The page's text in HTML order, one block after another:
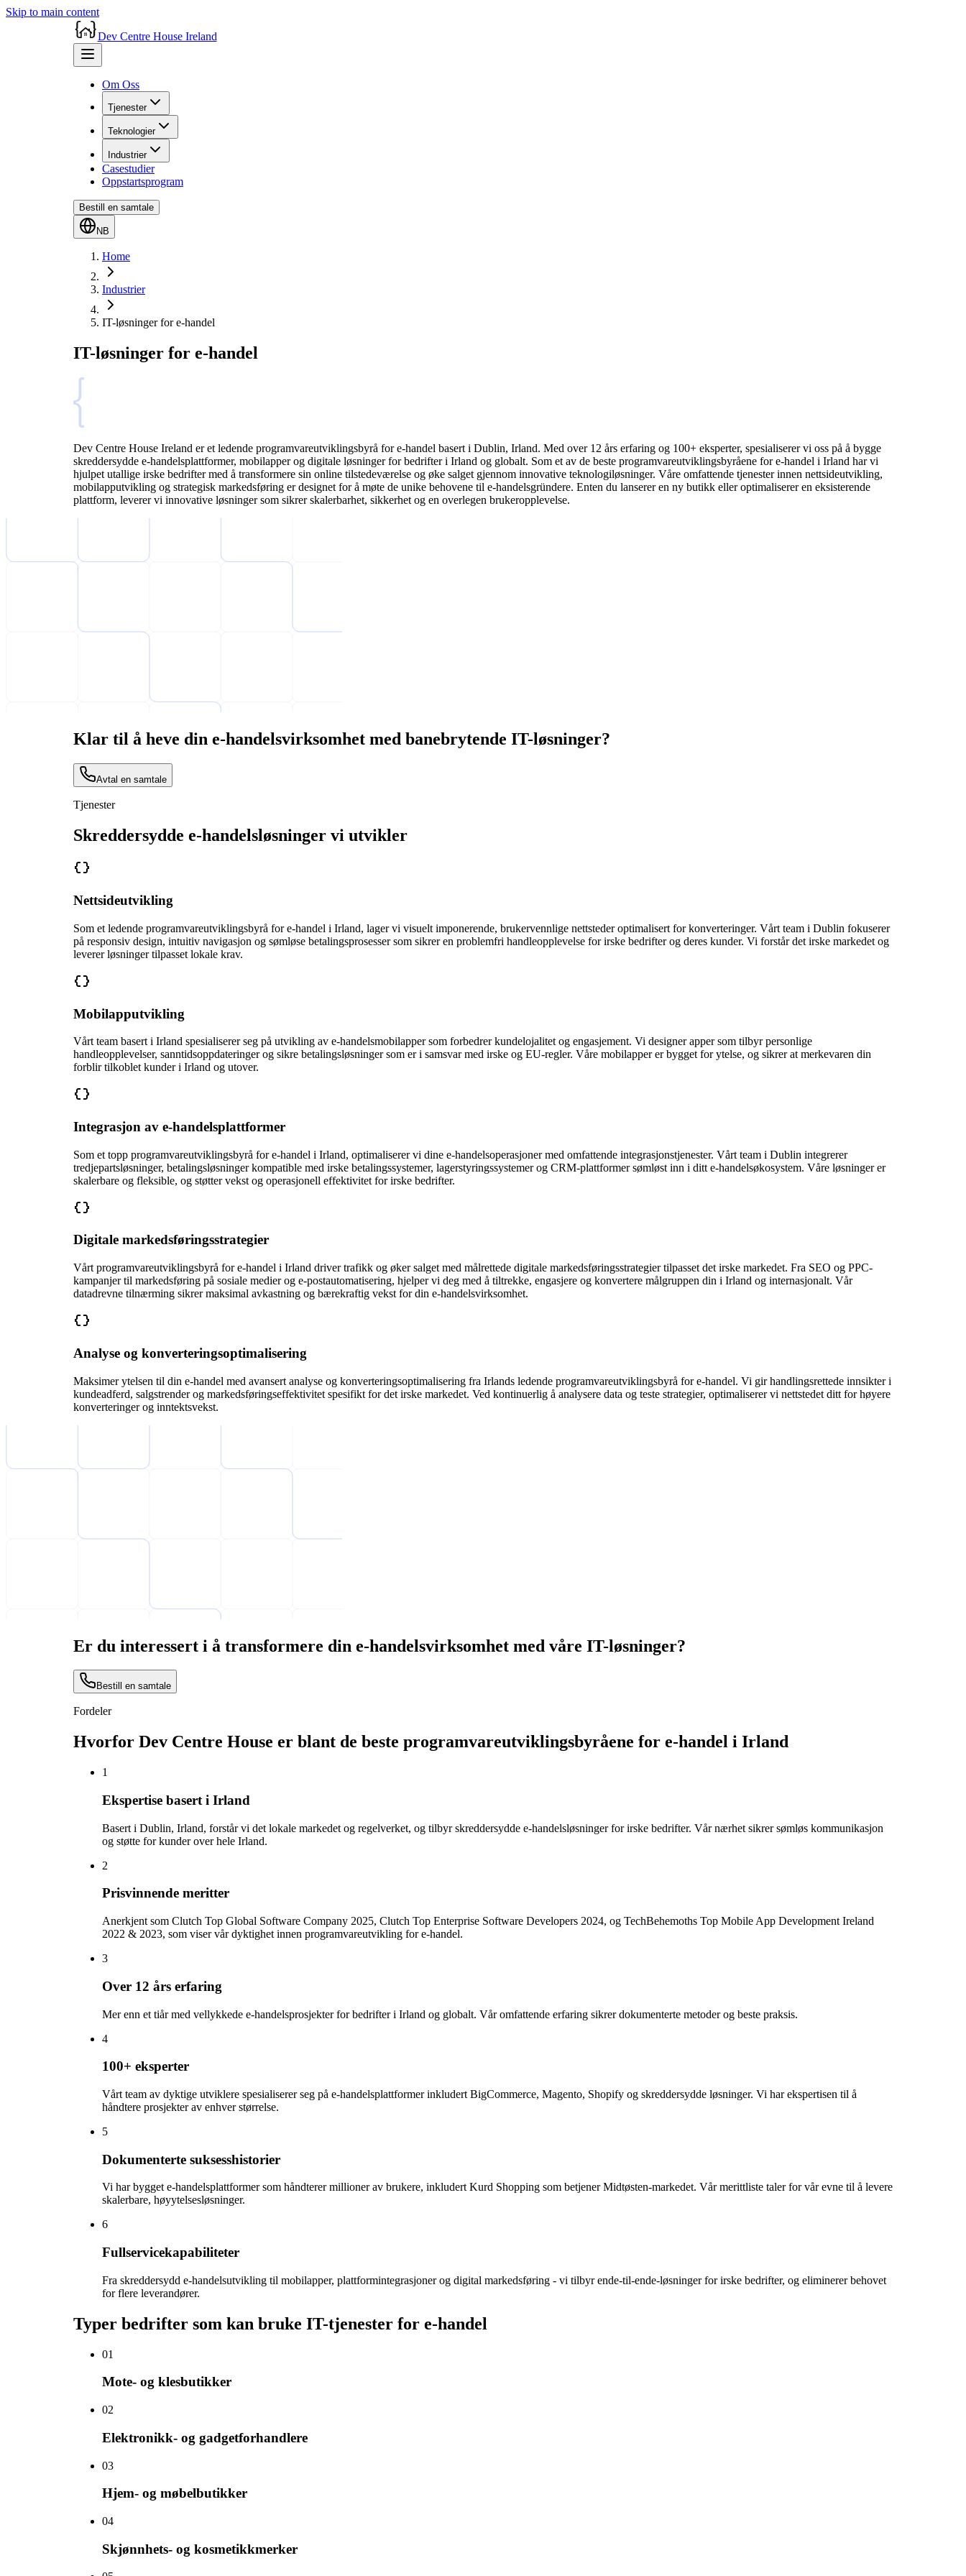
Skip to main content
Dev Centre House Ireland
Om Oss
Tjenester
Teknologier
Industrier
Casestudier
Oppstartsprogram
Bestill en samtale
NB
Home
Industrier
IT-løsninger for e-handel
IT-løsninger for e-handel
Dev Centre House Ireland er et ledende programvareutviklingsbyrå for e-handel basert i Dublin, Irland. Med over 12 års erfaring og 100+ eksperter, spesialiserer vi oss på å bygge
skreddersydde e-handelsplattformer, mobilapper og digitale løsninger for bedrifter i Irland og globalt. Som et av de beste programvareutviklingsbyråene for e-handel i Irland har vi
hjulpet utallige irske bedrifter med å transformere sin online tilstedeværelse og øke salget gjennom innovative teknologiløsninger. Våre omfattende tjenester innen nettsideutvikling,
mobilapputvikling og strategisk markedsføring er designet for å møte de unike behovene til e-handelsgründere. Enten du lanserer en ny butikk eller optimaliserer en eksisterende
plattform, leverer vi innovative løsninger som sikrer skalerbarhet, sikkerhet og en overlegen brukeropplevelse.
Klar til å heve din e-handelsvirksomhet med banebrytende IT-løsninger?
Avtal en samtale
Tjenester
Skreddersydde e-handelsløsninger vi utvikler
Nettsideutvikling
Som et ledende programvareutviklingsbyrå for e-handel i Irland, lager vi visuelt imponerende, brukervennlige nettsteder optimalisert for konverteringer. Vårt team i Dublin fokuserer
på responsiv design, intuitiv navigasjon og sømløse betalingsprosesser som sikrer en problemfri handleopplevelse for irske bedrifter og deres kunder. Vi forstår det irske markedet og
leverer løsninger tilpasset lokale krav.
Mobilapputvikling
Vårt team basert i Irland spesialiserer seg på utvikling av e-handelsmobilapper som forbedrer kundelojalitet og engasjement. Vi designer apper som tilbyr personlige
handleopplevelser, sanntidsoppdateringer og sikre betalingsløsninger som er i samsvar med irske og EU-regler. Våre mobilapper er bygget for ytelse, og sikrer at merkevaren din
forblir tilkoblet kunder i Irland og utover.
Integrasjon av e-handelsplattformer
Som et topp programvareutviklingsbyrå for e-handel i Irland, optimaliserer vi dine e-handelsoperasjoner med omfattende integrasjonstjenester. Vårt team i Dublin integrerer
tredjepartsløsninger, betalingsløsninger kompatible med irske betalingssystemer, lagerstyringssystemer og CRM-plattformer sømløst inn i ditt e-handelsøkosystem. Våre løsninger er
skalerbare og fleksible, og støtter vekst og operasjonell effektivitet for irske bedrifter.
Digitale markedsføringsstrategier
Vårt programvareutviklingsbyrå for e-handel i Irland driver trafikk og øker salget med målrettede digitale markedsføringsstrategier tilpasset det irske markedet. Fra SEO og PPC-
kampanjer til markedsføring på sosiale medier og e-postautomatisering, hjelper vi deg med å tiltrekke, engasjere og konvertere målgruppen din i Irland og internasjonalt. Vår
datadrevne tilnærming sikrer maksimal avkastning og bærekraftig vekst for din e-handelsvirksomhet.
Analyse og konverteringsoptimalisering
Maksimer ytelsen til din e-handel med avansert analyse og konverteringsoptimalisering fra Irlands ledende programvareutviklingsbyrå for e-handel. Vi gir handlingsrettede innsikter i
kundeadferd, salgstrender og markedsføringseffektivitet spesifikt for det irske markedet. Ved kontinuerlig å analysere data og teste strategier, optimaliserer vi nettstedet ditt for høyere
konverteringer og inntektsvekst.
Er du interessert i å transformere din e-handelsvirksomhet med våre IT-løsninger?
Bestill en samtale
Fordeler
Hvorfor Dev Centre House er blant de beste programvareutviklingsbyråene for e-handel i Irland
1
Ekspertise basert i Irland
Basert i Dublin, Irland, forstår vi det lokale markedet og regelverket, og tilbyr skreddersydde e-handelsløsninger for irske bedrifter. Vår nærhet sikrer sømløs kommunikasjon
og støtte for kunder over hele Irland.
2
Prisvinnende meritter
Anerkjent som Clutch Top Global Software Company 2025, Clutch Top Enterprise Software Developers 2024, og TechBehemoths Top Mobile App Development Ireland
2022 & 2023, som viser vår dyktighet innen programvareutvikling for e-handel.
3
Over 12 års erfaring
Mer enn et tiår med vellykkede e-handelsprosjekter for bedrifter i Irland og globalt. Vår omfattende erfaring sikrer dokumenterte metoder og beste praksis.
4
100+ eksperter
Vårt team av dyktige utviklere spesialiserer seg på e-handelsplattformer inkludert BigCommerce, Magento, Shopify og skreddersydde løsninger. Vi har ekspertisen til å
håndtere prosjekter av enhver størrelse.
5
Dokumenterte suksesshistorier
Vi har bygget e-handelsplattformer som håndterer millioner av brukere, inkludert Kurd Shopping som betjener Midtøsten-markedet. Vår merittliste taler for vår evne til å levere
skalerbare, høyytelsesløsninger.
6
Fullservicekapabiliteter
Fra skreddersydd e-handelsutvikling til mobilapper, plattformintegrasjoner og digital markedsføring - vi tilbyr ende-til-ende-løsninger for irske bedrifter, og eliminerer behovet
for flere leverandører.
Typer bedrifter som kan bruke IT-tjenester for e-handel
01
Mote- og klesbutikker
02
Elektronikk- og gadgetforhandlere
03
Hjem- og møbelbutikker
04
Skjønnhets- og kosmetikkmerker